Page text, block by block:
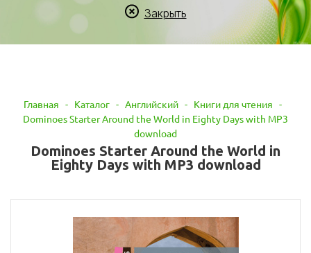
Закрыть
Главная - Каталог - Английский - Книги для чтения -
Dominoes Starter Around the World in Eighty Days with MP3
download
Dominoes Starter Around the World in
Eighty Days with MP3 download